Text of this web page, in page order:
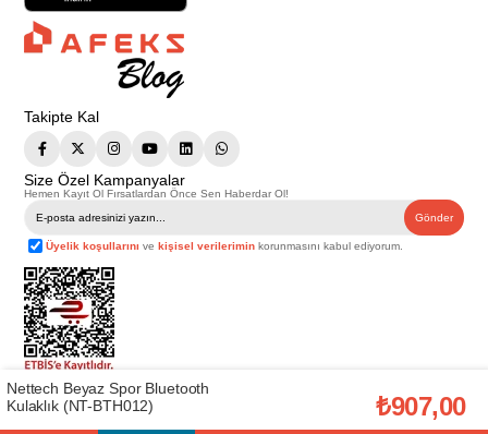
Takipte Kal
Size Özel Kampanyalar
Hemen Kayıt Ol Fırsatlardan Önce Sen Haberdar Ol!
Gönder
Üyelik koşullarını vekişisel verilerimin korunmasını kabul ediyorum.
Telif Hakkı © 2026Afeks Yapı Market
. Tüm hakları saklıdır.
Bu web sitesindeki tüm ürünler ticari amaçlıdır. Web sitemizde yer alan
görsel ve yazılı içerikler firmamıza ait olup, firmamızın yazılı izni alınmadan
Nettech Beyaz Spor Bluetooth
Kulaklık (NT-BTH012)
₺907,00